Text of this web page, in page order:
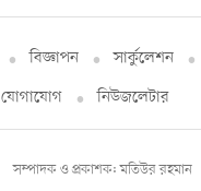
বিজ্ঞাপন সার্কুলেশন
যোগাযোগ
নিউজলেটার
সম্পাদক ও প্রকাশক: মতিউর রহমান